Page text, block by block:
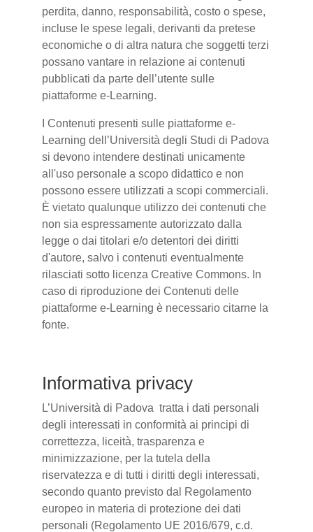
perdita, danno, responsabilità, costo o spese,
incluse le spese legali, derivanti da pretese
economiche o di altra natura che soggetti terzi
possano vantare in relazione ai contenuti
pubblicati da parte dell’utente sulle
piattaforme e-Learning.
I Contenuti presenti sulle piattaforme e-
Learning dell’Università degli Studi di Padova
si devono intendere destinati unicamente
all'uso personale a scopo didattico e non
possono essere utilizzati a scopi commerciali.
È vietato qualunque utilizzo dei contenuti che
non sia espressamente autorizzato dalla
legge o dai titolari e/o detentori dei diritti
d'autore, salvo i contenuti eventualmente
rilasciati sotto licenza Creative Commons. In
caso di riproduzione dei Contenuti delle
piattaforme e-Learning è necessario citarne la
fonte.
Informativa privacy
L’Università di Padova tratta i dati personali
degli interessati in conformità ai principi di
correttezza, liceità, trasparenza e
minimizzazione, per la tutela della
riservatezza e di tutti i diritti degli interessati,
secondo quanto previsto dal Regolamento
europeo in materia di protezione dei dati
personali (Regolamento UE 2016/679, c.d.